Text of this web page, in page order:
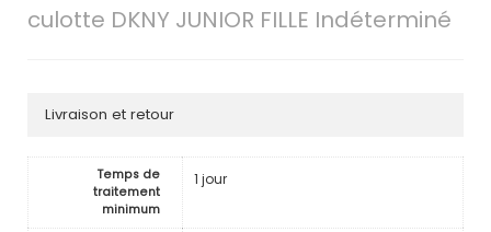
culotte DKNY JUNIOR FILLE Indéterminé
Livraison et retour
Temps de
traitement
minimum
1 jour